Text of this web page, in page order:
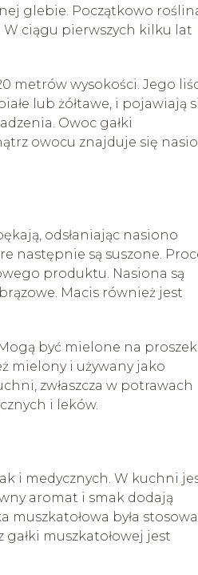
glebie. Początkowo
W ciągu pierwszych kilku lat
metrów wysokości. Jego
lub żółtawe, i pojawiają
Owoc gałki
owocu znajduje się
odsłaniając nasiono
następnie są suszone.
produktu. Nasiona są
Macis również jest
być mielone na
mielony i używany jako
zwłaszcza w potrawach
i leków.
i medycznych. W kuchni
aromat i smak dodają
była
muszkatołowej jest